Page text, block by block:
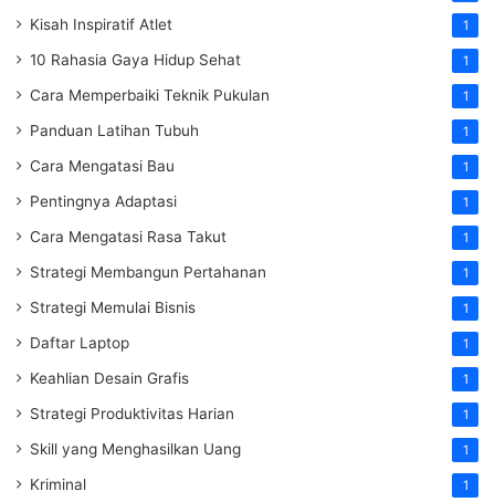
Kisah Inspiratif Atlet 1
10 Rahasia Gaya Hidup Sehat 1
Cara Memperbaiki Teknik Pukulan 1
Panduan Latihan Tubuh 1
Cara Mengatasi Bau 1
Pentingnya Adaptasi 1
Cara Mengatasi Rasa Takut 1
Strategi Membangun Pertahanan 1
Strategi Memulai Bisnis 1
Daftar Laptop 1
Keahlian Desain Grafis 1
Strategi Produktivitas Harian 1
Skill yang Menghasilkan Uang 1
Kriminal 1